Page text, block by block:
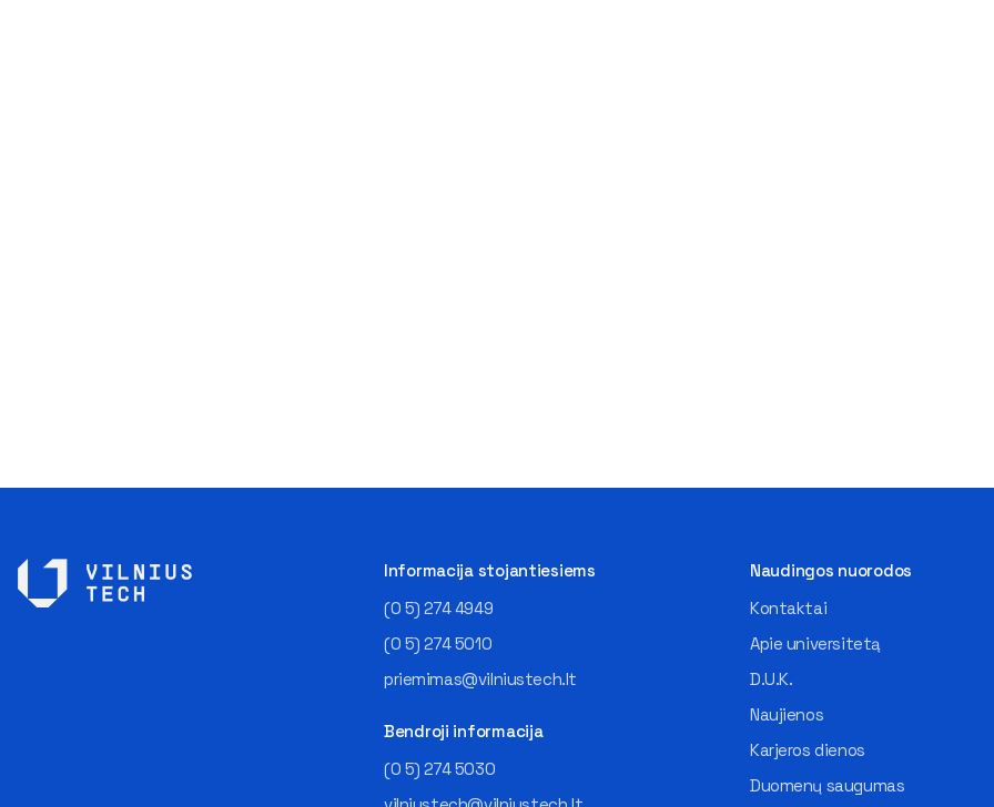
Informacija stojantiesiems
(0 5) 274 4949
(0 5) 274 5010
priemimas@vilniustech.lt
Bendroji informacija
(0 5) 274 5030
Naudingos nuorodos
Kontaktai
Apie universitetą
D.U.K.
Naujienos
Karjeros dienos
Duomenų saugumas